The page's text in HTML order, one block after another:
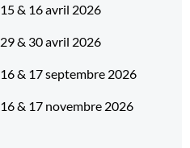
15 & 16 avril 2026
29 & 30 avril 2026
16 & 17 septembre 2026
16 & 17 novembre 2026